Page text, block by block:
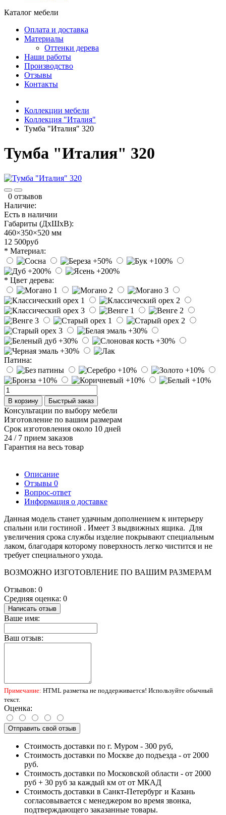
Каталог мебели
Оплата и доставка
Материалы
Оттенки дерева
Наши работы
Производство
Отзывы
Контакты
Коллекции мебели
Коллекция "Италия"
Тумба "Италия" 320
Тумба "Италия" 320
0 отзывов
Наличие:
Есть в наличии
Габариты (ДхШхВ):
460×350×520 мм
12 500руб
* Материал:
* Цвет дерева:
Патина:
В корзину Быстрый заказ
Консультации по выбору мебели
Изготовление по вашим размерам
Срок изготовления около 10 дней
24 / 7 прием заказов
Гарантия на весь товар
Описание
Отзывы 0
Вопрос-ответ
Информация о доставке
Данная модель станет удачным дополнением к интерьеру
спальни или гостиной . Имеет 3 выдвижных ящика. Для
увеличения срока службы изделие покрывают специальным
лаком, благодаря которому поверхность легко чистится и не
требует специального ухода.
ВОЗМОЖНО ИЗГОТОВЛЕНИЕ ПО ВАШИМ РАЗМЕРАМ
Отзывов: 0
Средняя оценка: 0
Написать отзыв
Ваше имя:
Ваш отзыв:
Примечание: HTML разметка не поддерживается! Используйте обычный
текст.
Оценка:
Отправить свой отзыв
Стоимость доставки по г. Муром - 300 руб,
Стоимость доставки по Москве до подъезда - от 2000
руб.
Стоимость доставки по Московской области - от 2000
руб + 30 руб за каждый км от от МКАД
Стоимость доставки в Санкт-Петербург и Казань
согласовывается с менеджером во время звонка,
подтверждающего заказанные товары.